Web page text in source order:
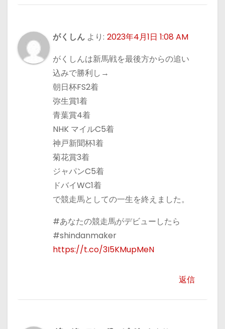
がくしん より: 2023年4月1日 1:08 AM
がくしんは新馬戦を最後方からの追い
込みで勝利し→
朝日杯FS2着
弥生賞1着
青葉賞4着
NHK マイルC5着
神戸新聞杯1着
菊花賞3着
ジャパンC5着
ドバイWC1着
で競走馬としての一生を終えました。
#あなたの競走馬がデビューしたら
#shindanmaker
https://t.co/3I5KMupMeN
返信